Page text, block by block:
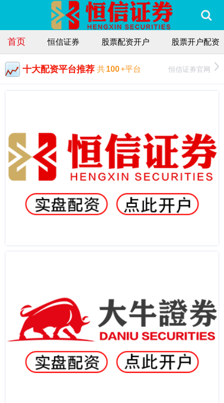
首页 恒信证券 股票配资开户 股票开户配资
十大配资平台推荐 共100+平台 恒信证券官网